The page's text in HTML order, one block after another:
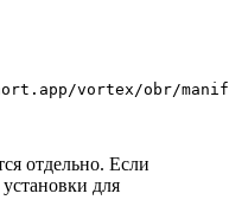
vortex/obr/
отдельно. Если
для